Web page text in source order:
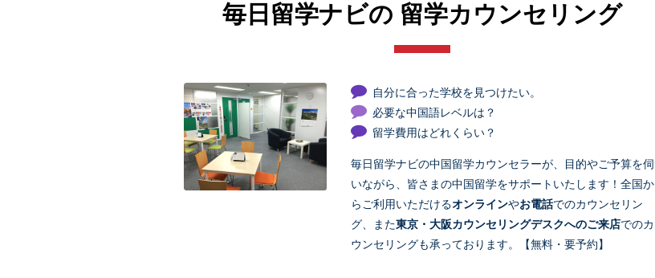
毎日留学ナビの 留学カウンセリング
自分に合った学校を見つけたい。
必要な中国語レベルは？
留学費用はどれくらい？
毎日留学ナビの中国留学カウンセラーが、目的やご予算を伺
いながら、皆さまの中国留学をサポートいたします！全国か
らご利用いただけるオンラインやお電話でのカウンセリン
グ、また東京・大阪カウンセリングデスクへのご来店でのカ
ウンセリングも承っております。【無料・要予約】